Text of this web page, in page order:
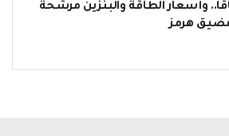
وأسعار الطاقة والبنزين مرشحة
مضيق هرمز